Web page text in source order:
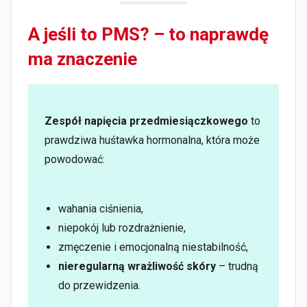
A jeśli to PMS? – to naprawdę
ma znaczenie
Zespół napięcia przedmiesiączkowego to
prawdziwa huśtawka hormonalna, która może
powodować:
wahania ciśnienia,
niepokój lub rozdrażnienie,
zmęczenie i emocjonalną niestabilność,
nieregularną wrażliwość skóry – trudną
do przewidzenia.